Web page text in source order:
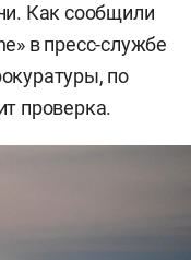
Как сообщили
в пресс-службе
по
проверка.